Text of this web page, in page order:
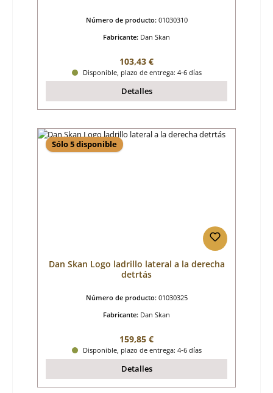
Número de producto: 01030310
Fabricante: Dan Skan
Precio normal:
103,43 €
Disponible, plazo de entrega: 4-6 días
Detalles
Sólo 5 disponible
Dan Skan Logo ladrillo lateral a la derecha
detrtás
Número de producto: 01030325
Fabricante: Dan Skan
Precio normal:
159,85 €
Disponible, plazo de entrega: 4-6 días
Detalles